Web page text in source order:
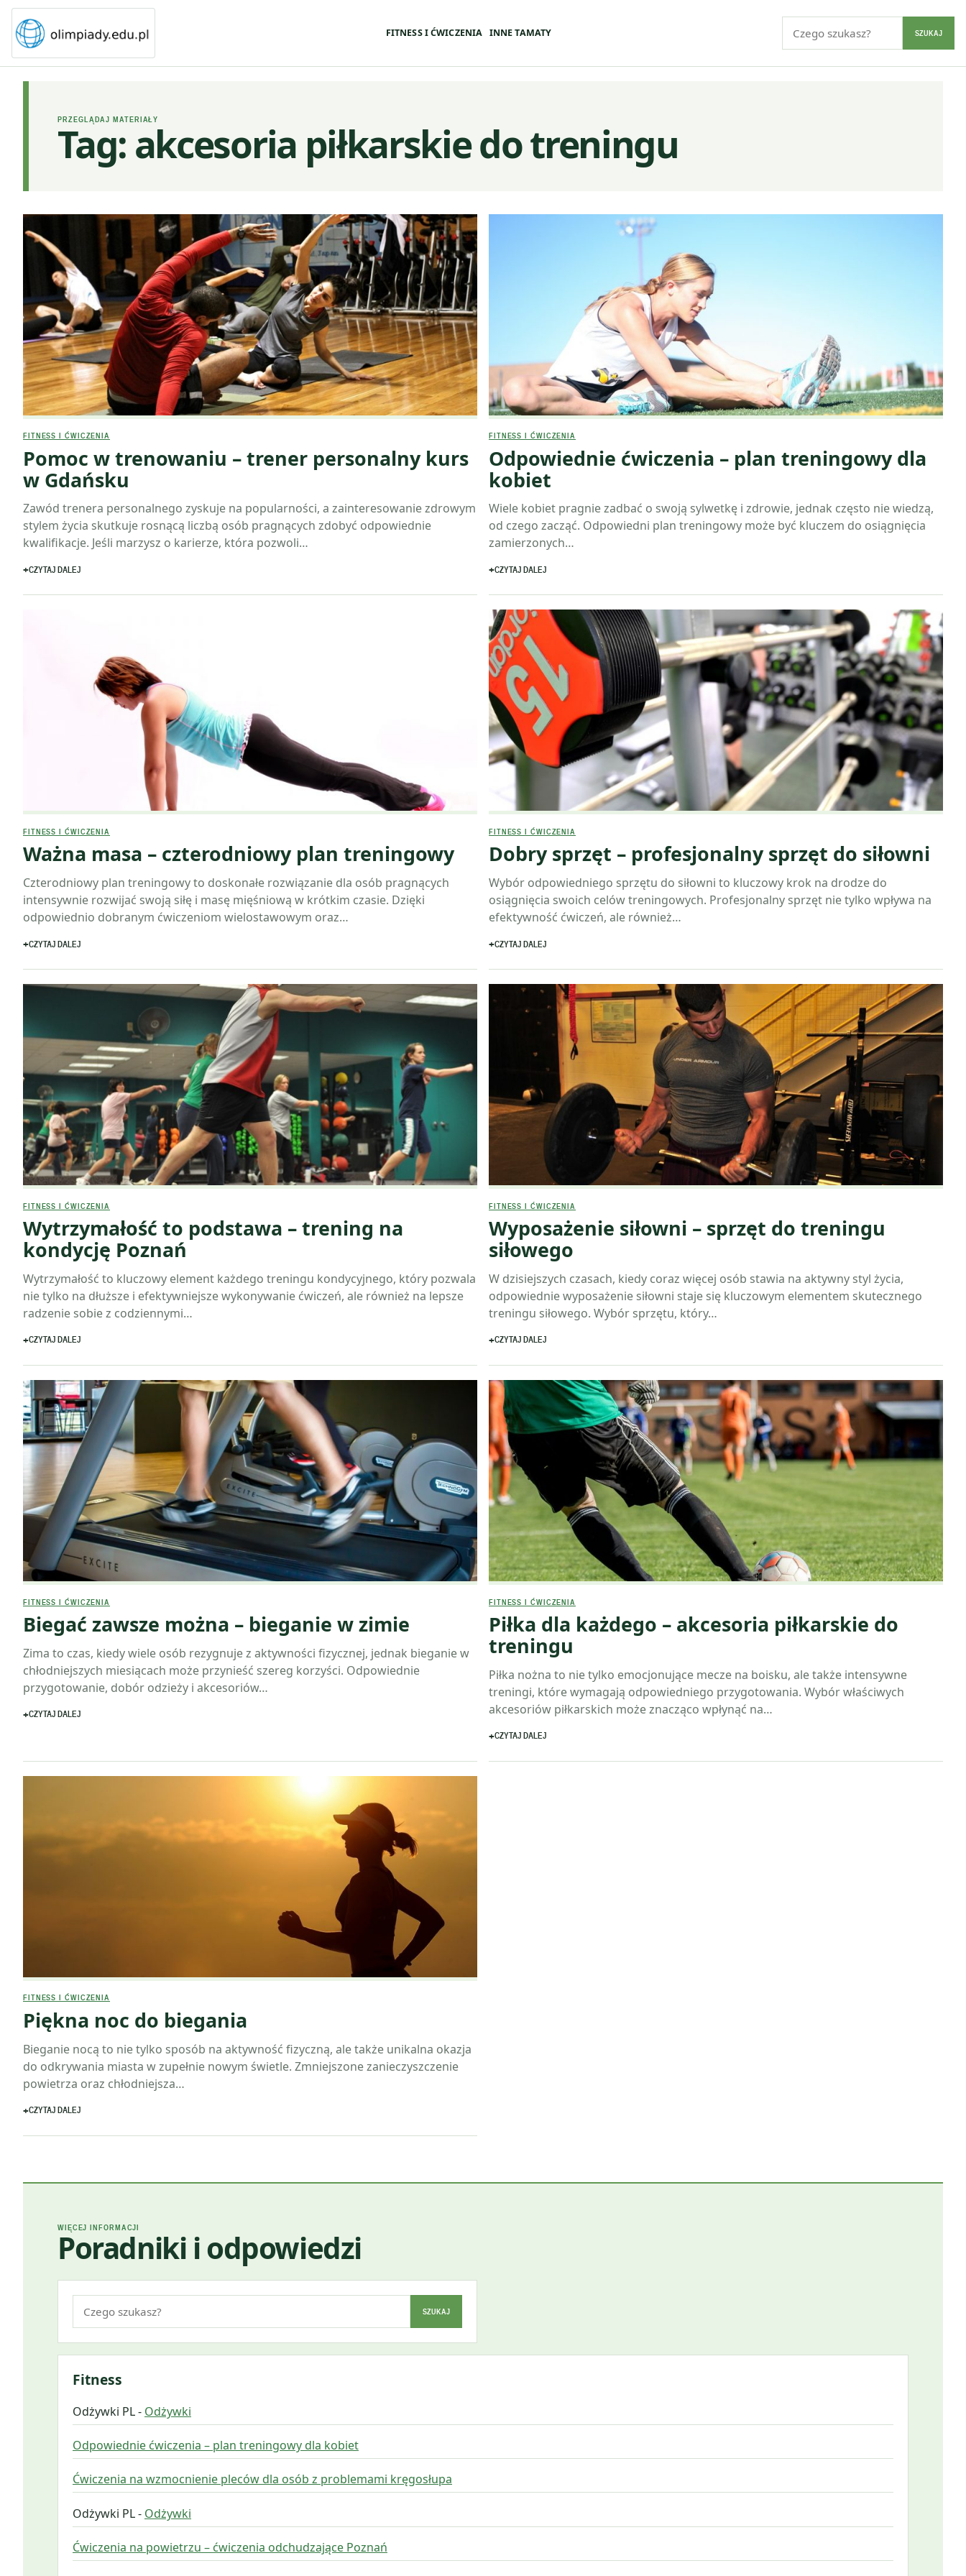
FITNESS I ĆWICZENIA INNE TAMATY SZUKAJ
PRZEGLĄDAJ MATERIAŁY
Tag: akcesoria piłkarskie do treningu
FITNESS I ĆWICZENIA
Pomoc w trenowaniu – trener personalny kurs
w Gdańsku
Zawód trenera personalnego zyskuje na popularności, a zainteresowanie zdrowym
stylem życia skutkuje rosnącą liczbą osób pragnących zdobyć odpowiednie
kwalifikacje. Jeśli marzysz o karierze, która pozwoli…
CZYTAJ DALEJ
FITNESS I ĆWICZENIA
Odpowiednie ćwiczenia – plan treningowy dla
kobiet
Wiele kobiet pragnie zadbać o swoją sylwetkę i zdrowie, jednak często nie wiedzą,
od czego zacząć. Odpowiedni plan treningowy może być kluczem do osiągnięcia
zamierzonych…
CZYTAJ DALEJ
FITNESS I ĆWICZENIA
Ważna masa – czterodniowy plan treningowy
Czterodniowy plan treningowy to doskonałe rozwiązanie dla osób pragnących
intensywnie rozwijać swoją siłę i masę mięśniową w krótkim czasie. Dzięki
odpowiednio dobranym ćwiczeniom wielostawowym oraz…
CZYTAJ DALEJ
FITNESS I ĆWICZENIA
Dobry sprzęt – profesjonalny sprzęt do siłowni
Wybór odpowiedniego sprzętu do siłowni to kluczowy krok na drodze do
osiągnięcia swoich celów treningowych. Profesjonalny sprzęt nie tylko wpływa na
efektywność ćwiczeń, ale również…
CZYTAJ DALEJ
FITNESS I ĆWICZENIA
Wytrzymałość to podstawa – trening na
kondycję Poznań
Wytrzymałość to kluczowy element każdego treningu kondycyjnego, który pozwala
nie tylko na dłuższe i efektywniejsze wykonywanie ćwiczeń, ale również na lepsze
radzenie sobie z codziennymi…
CZYTAJ DALEJ
FITNESS I ĆWICZENIA
Wyposażenie siłowni – sprzęt do treningu
siłowego
W dzisiejszych czasach, kiedy coraz więcej osób stawia na aktywny styl życia,
odpowiednie wyposażenie siłowni staje się kluczowym elementem skutecznego
treningu siłowego. Wybór sprzętu, który…
CZYTAJ DALEJ
FITNESS I ĆWICZENIA
Biegać zawsze można – bieganie w zimie
Zima to czas, kiedy wiele osób rezygnuje z aktywności fizycznej, jednak bieganie w
chłodniejszych miesiącach może przynieść szereg korzyści. Odpowiednie
przygotowanie, dobór odzieży i akcesoriów…
CZYTAJ DALEJ
FITNESS I ĆWICZENIA
Piłka dla każdego – akcesoria piłkarskie do
treningu
Piłka nożna to nie tylko emocjonujące mecze na boisku, ale także intensywne
treningi, które wymagają odpowiedniego przygotowania. Wybór właściwych
akcesoriów piłkarskich może znacząco wpłynąć na…
CZYTAJ DALEJ
FITNESS I ĆWICZENIA
Piękna noc do biegania
Bieganie nocą to nie tylko sposób na aktywność fizyczną, ale także unikalna okazja
do odkrywania miasta w zupełnie nowym świetle. Zmniejszone zanieczyszczenie
powietrza oraz chłodniejsza…
CZYTAJ DALEJ
WIĘCEJ INFORMACJI
Poradniki i odpowiedzi
Szukaj:
SZUKAJ
Fitness
Odżywki PL - Odżywki
Odpowiednie ćwiczenia – plan treningowy dla kobiet
Ćwiczenia na wzmocnienie pleców dla osób z problemami kręgosłupa
Odżywki PL - Odżywki
Ćwiczenia na powietrzu – ćwiczenia odchudzające Poznań